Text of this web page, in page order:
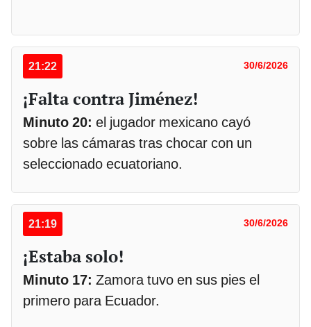
21:22 30/6/2026
¡Falta contra Jiménez!
Minuto 20: el jugador mexicano cayó
sobre las cámaras tras chocar con un
seleccionado ecuatoriano.
21:19 30/6/2026
¡Estaba solo!
Minuto 17: Zamora tuvo en sus pies el
primero para Ecuador.